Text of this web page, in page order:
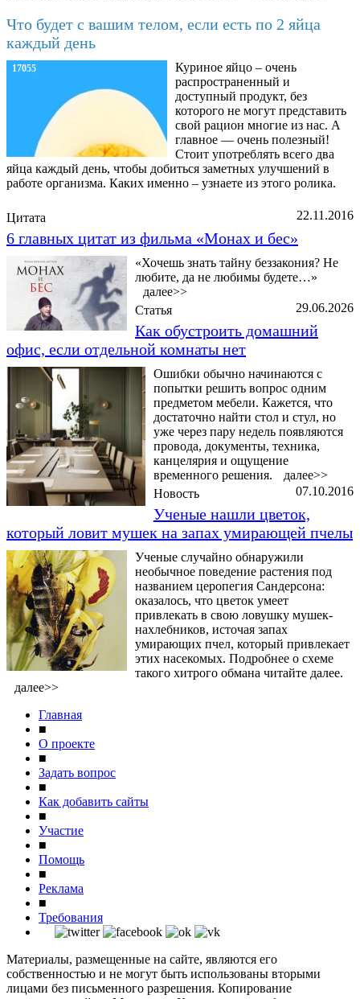
Что будет с вашим телом, если есть по 2 яйца
каждый день
17055
Куриное яйцо – очень
распространенный и
доступный продукт, без
которого не могут представить
свой рацион многие из нас. А
главное — очень полезный!
Стоит употреблять всего два
яйца каждый день, чтобы добиться заметных улучшений в
работе организма. Каких именно – узнаете из этого ролика.
22.11.2016
Цитата
6 главных цитат из фильма «Монах и бес»
«Хочешь знать тайну беззакония? Не
любите, да не любимы будете…»
далее>>
29.06.2026
Статья
Как обустроить домашний
офис, если отдельной комнаты нет
Ошибки обычно начинаются с
попытки решить вопрос одним
предметом мебели. Кажется, что
достаточно найти стол и стул, но
уже через пару недель появляются
провода, документы, техника,
канцелярия и ощущение
временного решения.
далее>>
07.10.2016
Новость
Ученые нашли цветок,
который ловит мушек на запах умирающей пчелы
Ученые случайно обнаружили
необычное поведение растения под
названием церопегия Сандерсона:
оказалось, что цветок умеет
привлекать в свою ловушку мушек-
нахлебников, источая запах
умирающих пчел, который привлекает
этих насекомых. Подробнее о схеме
такого хитрого обмана читайте далее.
далее>>
Главная
■
О проекте
■
Задать вопрос
■
Как добавить сайты
■
Участие
■
Помощь
■
Реклама
■
Требования
Материалы, размещенные на сайте, являются его
собственностью и не могут быть использованы вторыми
лицами без письменного разрешения. Копирование